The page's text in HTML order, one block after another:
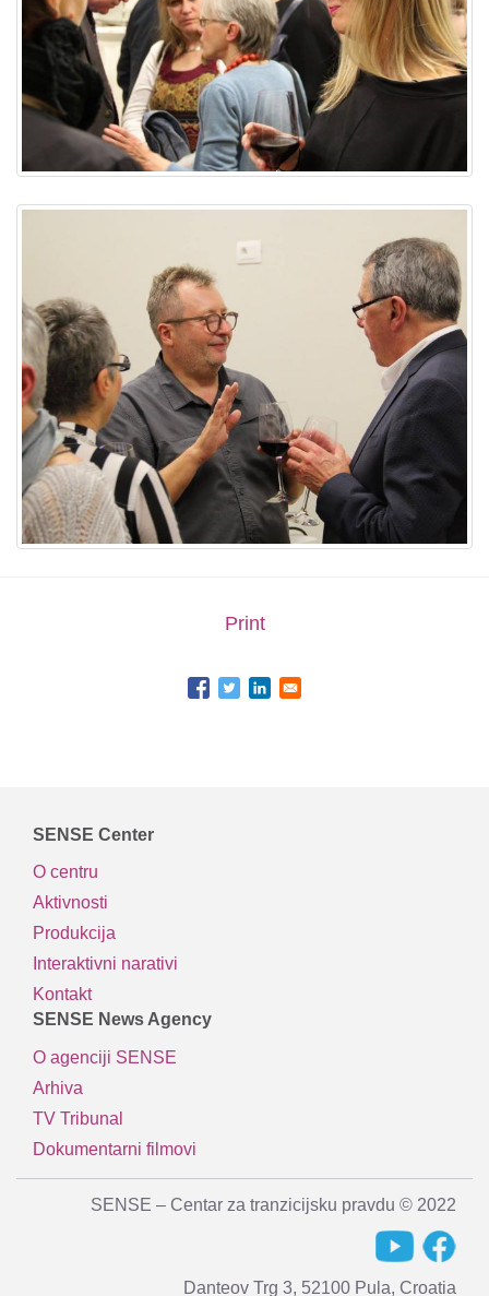
Print
SENSE Center
O centru
Aktivnosti
Produkcija
Interaktivni narativi
Kontakt
SENSE News Agency
O agenciji SENSE
Arhiva
TV Tribunal
Dokumentarni filmovi
SENSE – Centar za tranzicijsku pravdu © 2022
Danteov Trg 3, 52100 Pula, Croatia